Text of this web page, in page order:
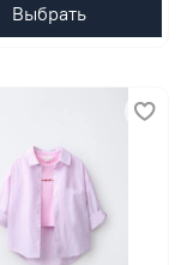
Выбрать